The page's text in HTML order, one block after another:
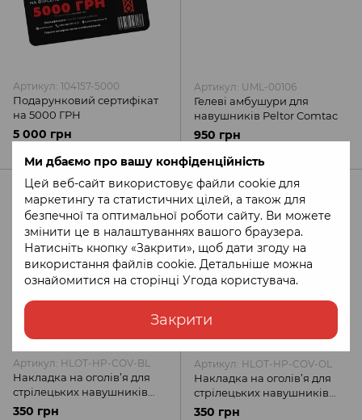
Ми дбаємо про вашу конфіденційність
Цей веб-сайт використовує файли cookie для
маркетингу та статистичних цілей, а також для
безпечної та оптимальної роботи сайту. Ви можете
змінити це в налаштуваннях вашого браузера.
Натисніть кнопку «Закрити», щоб дати згоду на
використання файлів cookie. Детальніше можна
ознайомитися на сторінці Угода користувача.
Закрити
Артикул: 104157-5000
Подарунковий сертифікат
на 5000 ГРН
5 000 грн
Артикул: UML-00106
Гелеві амбушури для
навушників Peltor Comtac
950 грн
Артикул: HLOT-HP-COV-BL
Накладка на оголів’я для
стрілецьких навушників
(чорна)
350 грн
Артикул: HLOT-HP-COV-OL
Накладка на оголів’я для
стрілецьких навушників
(олива)
350 грн